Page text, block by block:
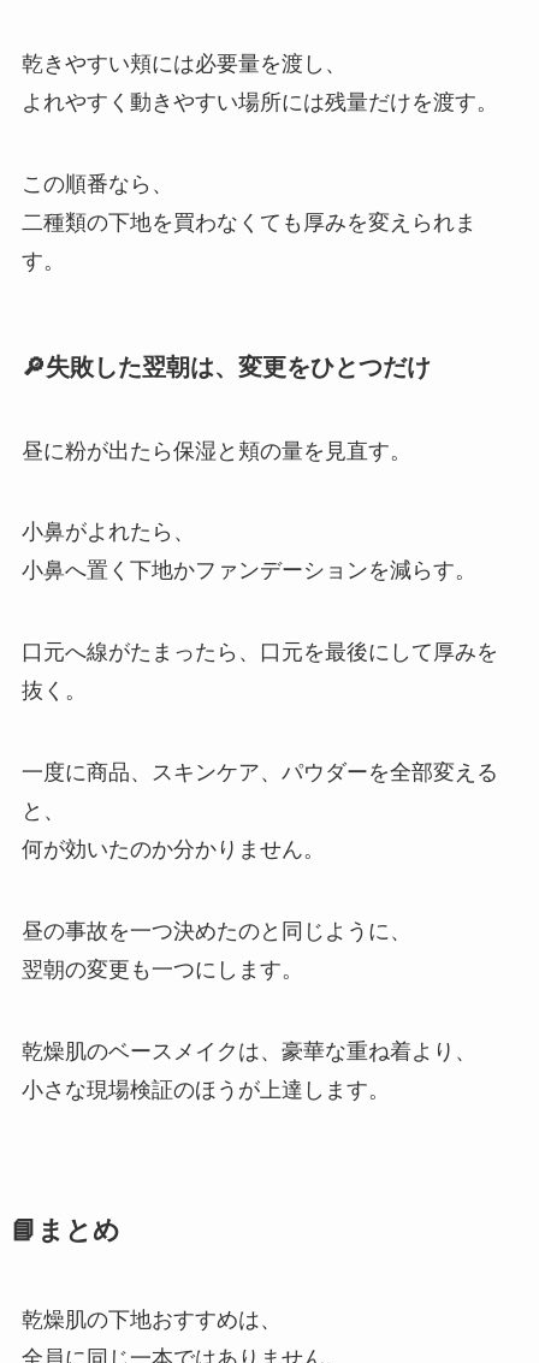
乾きやすい頬には必要量を渡し、
よれやすく動きやすい場所には残量だけを渡す。
この順番なら、
二種類の下地を買わなくても厚みを変えられま
す。
🔎失敗した翌朝は、変更をひとつだけ
昼に粉が出たら保湿と頬の量を見直す。
小鼻がよれたら、
小鼻へ置く下地かファンデーションを減らす。
口元へ線がたまったら、口元を最後にして厚みを
抜く。
一度に商品、スキンケア、パウダーを全部変える
と、
何が効いたのか分かりません。
昼の事故を一つ決めたのと同じように、
翌朝の変更も一つにします。
乾燥肌のベースメイクは、豪華な重ね着より、
小さな現場検証のほうが上達します。
📘まとめ
乾燥肌の下地おすすめは、
全員に同じ一本ではありません。